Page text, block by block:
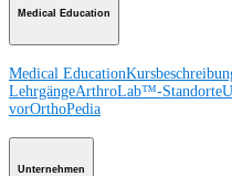
Medical Education
Medical Education
LehrgängeArthroLab™-Standorte
vorOrthoPedia
Unternehmen